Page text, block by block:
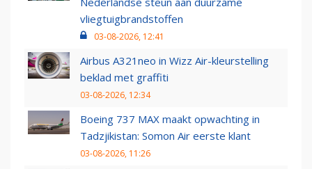
vliegtuigbrandstoffen
03-08-2026, 12:41
Airbus A321neo in Wizz Air-kleurstelling
beklad met graffiti
03-08-2026, 12:34
Boeing 737 MAX maakt opwachting in
Tadzjikistan: Somon Air eerste klant
03-08-2026, 11:26